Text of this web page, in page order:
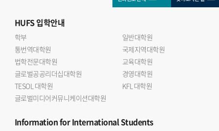
HUFS입학안내
학부
일반대학원
통번역대학원
국제지역대학원
법학전문대학원
교육대학원
글로벌공공리더십대학원
경영대학원
TESOL 대학원
KFL 대학원
글로벌미디어커뮤니케이션대학원
Informationfor International Students